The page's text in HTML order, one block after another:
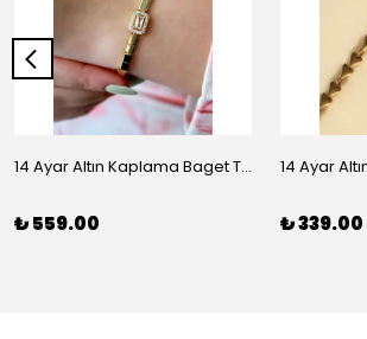
14 Ayar Altın Kaplama Baget Taşlı Vip Bileklik
₺ 559.00 ₺ 339.00